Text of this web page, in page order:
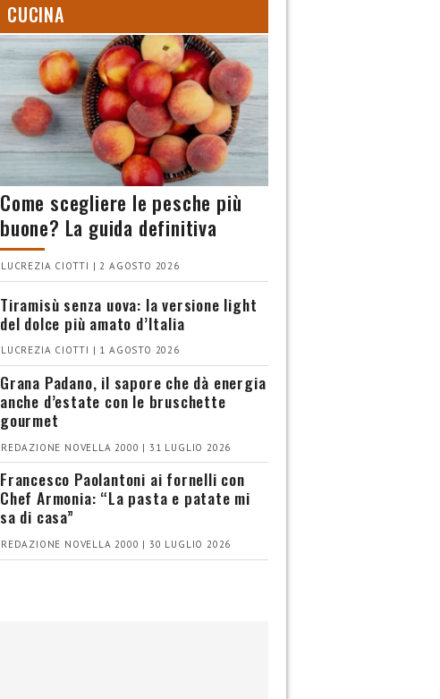
CUCINA
Come scegliere le pesche più
buone? La guida definitiva
LUCREZIA CIOTTI | 2 AGOSTO 2026
Tiramisù senza uova: la versione light
del dolce più amato d’Italia
LUCREZIA CIOTTI | 1 AGOSTO 2026
Grana Padano, il sapore che dà energia
anche d’estate con le bruschette
gourmet
REDAZIONE NOVELLA 2000 | 31 LUGLIO 2026
Francesco Paolantoni ai fornelli con
Chef Armonia: “La pasta e patate mi
sa di casa”
REDAZIONE NOVELLA 2000 | 30 LUGLIO 2026